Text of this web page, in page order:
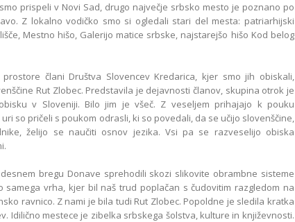
prispeli v Novi Sad, drugo največje srbsko mesto je poznano po
Z lokalno vodičko smo si ogledali stari del mesta: patriarhijski
Mestno hišo, Galerijo matice srbske, najstarejšo hišo Kod belog
člani Društva Slovencev Kredarica, kjer smo jih obiskali,
Rut Zlobec. Predstavila je dejavnosti članov, skupina otrok je
v Sloveniji. Bilo jim je všeč. Z veseljem prihajajo k pouku
so pričeli s poukom odrasli, ki so povedali, da se učijo slovenščine,
želijo se naučiti osnov jezika. Vsi pa se razveselijo obiska
bregu Donave sprehodili skozi slikovite obrambne sisteme
samega vrha, kjer bil naš trud poplačan s čudovitim razgledom na
ravnico. Z nami je bila tudi Rut Zlobec. Popoldne je sledila kratka
Idilično mestece je zibelka srbskega šolstva, kulture in književnosti.